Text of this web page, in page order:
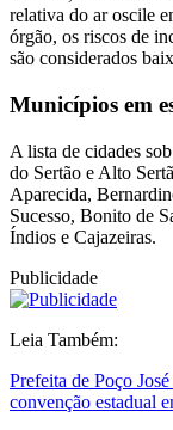
relativa do ar oscile
órgão, os riscos de
são considerados
Municípios em
A lista de cidades
do Sertão e Alto
Aparecida,
Sucesso, Bonito de
Índios e Cajazeiras.
Publicidade
Leia Também:
Prefeita de Poço
convenção estadual